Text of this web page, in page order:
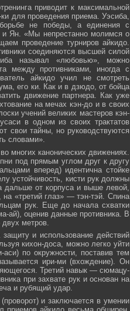
приводит к максимальной
для проведения приема. Уэсиба,
не победы, а единения с
и Ян. «Мы непрестанно молимся о
проведение турниров айкидо.
соединяются высшей силой
называл «любовью», можно
между противниками, иногда с
айкидо учил не смотреть
его ки. Как и в дзюдо, от бойца
движение партнера. Как уже
на мечах кэн-до и в своих
учений великих мастеров кэн-
в одном из своих трактатов
свои тайны, но руководствуются
словами».
многих канонических движениях.
под прямым углом друг к другу
вперед) идентична стойке
устойчивость, кисти рук должны
дальше от корпуса и выше левой,
«третий глаз» — тэн-тэй. Спина
рук. Еще до начала схватки
ай), оценив данные противника. В
метров.
и использование действий
кихон-доса, можно легко уйти
по окружности, поставив тем
ири-ми (вхождение). Он
Третий навык — сюмацу-
при захвате рук и основан на
и рубящий удар.
и заключается в умении